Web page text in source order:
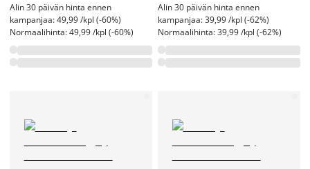
Alin 30 päivän hinta ennen
kampanjaa: 49,99 /kpl (-60%)
Normaalihinta: 49,99 /kpl (-60%)
Alin 30 päivän hinta ennen
kampanjaa: 39,99 /kpl (-62%)
Normaalihinta: 39,99 /kpl (-62%)